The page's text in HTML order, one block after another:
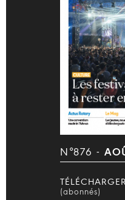
N°876 -
(abonnés)